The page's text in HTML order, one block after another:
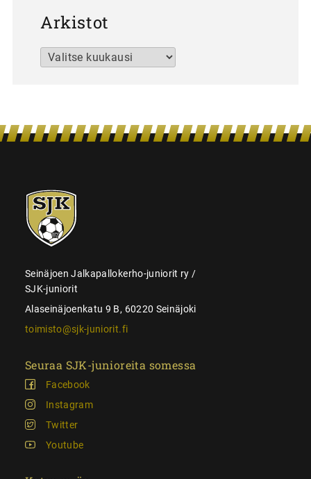
Arkistot
Arkistot
SJK-
juniorit
Seinäjoen Jalkapallokerho-juniorit ry /
SJK-juniorit
Alaseinäjoenkatu 9 B, 60220 Seinäjoki
toimisto@sjk-juniorit.fi
Seuraa SJK-junioreita somessa
Facebook
Instagram
Twitter
Youtube